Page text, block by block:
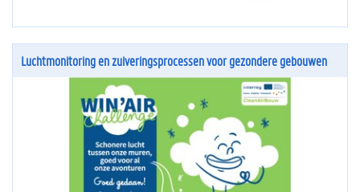
Luchtmonitoring en zuiveringsprocessen voor gezondere gebouwen